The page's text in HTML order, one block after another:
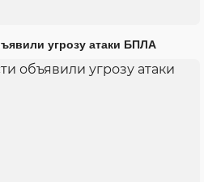
угрозу атаки БПЛА